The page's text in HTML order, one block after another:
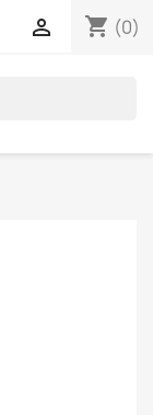
shopping_cart (0)
